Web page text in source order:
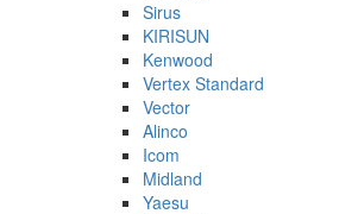
Sirus
KIRISUN
Kenwood
Vertex Standard
Vector
Alinco
Icom
Midland
Yaesu